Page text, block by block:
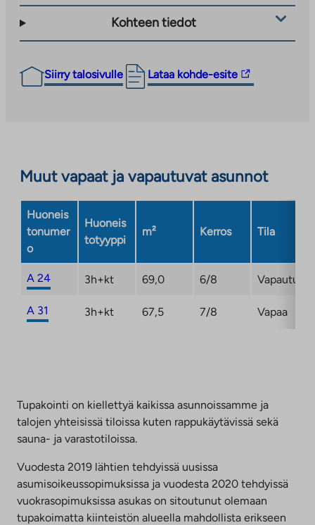
Kohteen tiedot
Siirry talosivulle Lataa kohde-esite
Linkki
uuteen
Muut vapaat ja vapautuvat asunnot
Huoneis
tonumer
o
Huoneis
totyyppi
m² Kerros Tila
A 24 3h+kt 69,0 6/8
A 31 3h+kt 67,5 7/8 Vapaa
Tupakointi on kiellettyä kaikissa asunnoissamme ja
talojen yhteisissä tiloissa kuten rappukäytävissä sekä
sauna- ja varastotiloissa.
Vuodesta 2019 lähtien tehdyissä uusissa
asumisoikeussopimuksissa ja vuodesta 2020 tehdyissä
vuokrasopimuksissa asukas on sitoutunut olemaan
tupakoimatta kiinteistön alueella mahdollista erikseen